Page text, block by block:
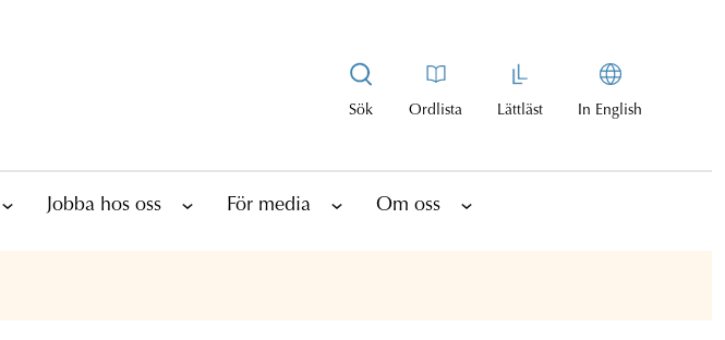
Sök Ordlista Lättläst In English
Jobba hos oss För media Om oss